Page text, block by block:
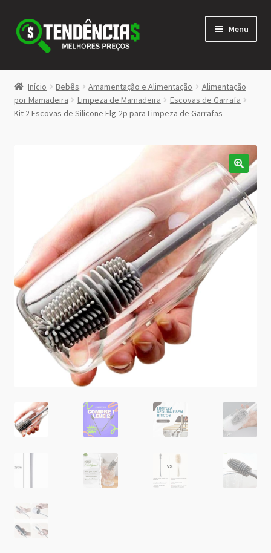
Pular
para
navegação
Pular
para
conteúdo
Menu
LOJA
<>
Início Bebês Amamentação e Alimentação
Alimentação
por Mamadeira
Limpeza de Mamadeira
Escovas de Garrafa
Kit 2 Escovas de Silicone Elg-2p para Limpeza de Garrafas